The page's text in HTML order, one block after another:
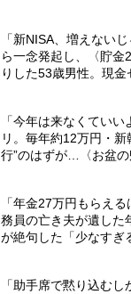
「新NISA、増えない
ら一念発起し、〈貯金
りした53歳男性。現金
「今年は来なくてい
リ。毎年約12万円・
行”のはずが…〈お盆
「年金27万円もらえ
務員の亡き夫が遺した
が絶句した「少なすぎ
「助手席で黙り込む